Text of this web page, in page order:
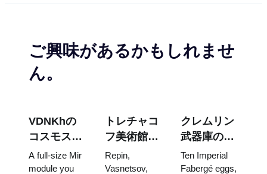
ご興味があるかもしれませ
ん。
VDNKhの
コスモス・
パビリオ
ン：ロシア
A full-size Mir
module you
トレチャコ
フ美術館の
傑作：計画
を立てる価
Repin,
Vasnetsov,
クレムリン
武器庫の
宝：ファベ
ルジェの
Ten Imperial
Fabergé eggs,